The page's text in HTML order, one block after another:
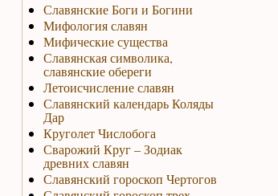
Славянские Боги и Богини
Мифология славян
Мифические существа
Славянская символика,
славянские обереги
Летоисчисление славян
Славянский календарь Коляды
Дар
Круголет Числобога
Сварожий Круг – Зодиак
древних славян
Славянский гороскоп Чертогов